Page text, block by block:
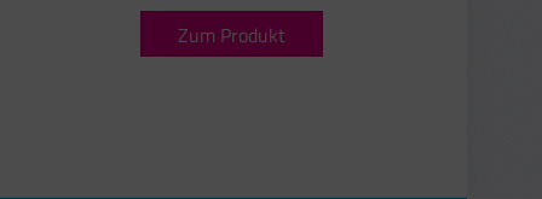
Zum Produkt